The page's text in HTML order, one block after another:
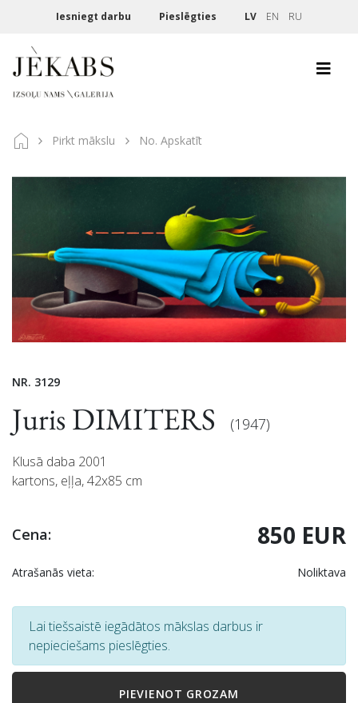
Iesniegt darbu Pieslēgties LV EN RU
Pirkt mākslu No. Apskatīt
NR. 3129
Juris DIMITERS (1947)
Klusā daba 2001
kartons, eļļa, 42x85 cm
Cena: 850 EUR
Atrašanās vieta: Noliktava
Lai tiešsaistē iegādātos mākslas darbus ir
nepieciešams pieslēgties.
PIEVIENOT GROZAM